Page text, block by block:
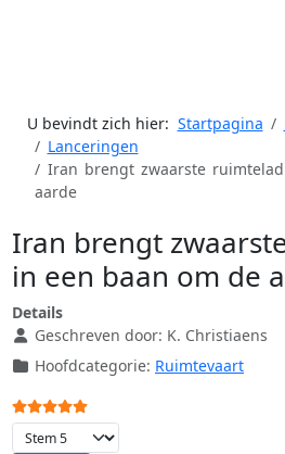
U bevindt zich hier: Startpagina
Lanceringen
Iran brengt zwaarste
aarde
Iran brengt
in een baan om de
Details
Geschreven door: K. Christiaens
Hoofdcategorie: Ruimtevaart
Gebruikerswaardering:
Voeg waardering toe